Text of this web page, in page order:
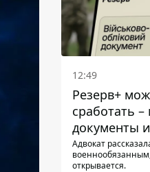
12:49
Резерв+
сработать –
документы
мужчинам,
попасть в
Адвокат
открывается.